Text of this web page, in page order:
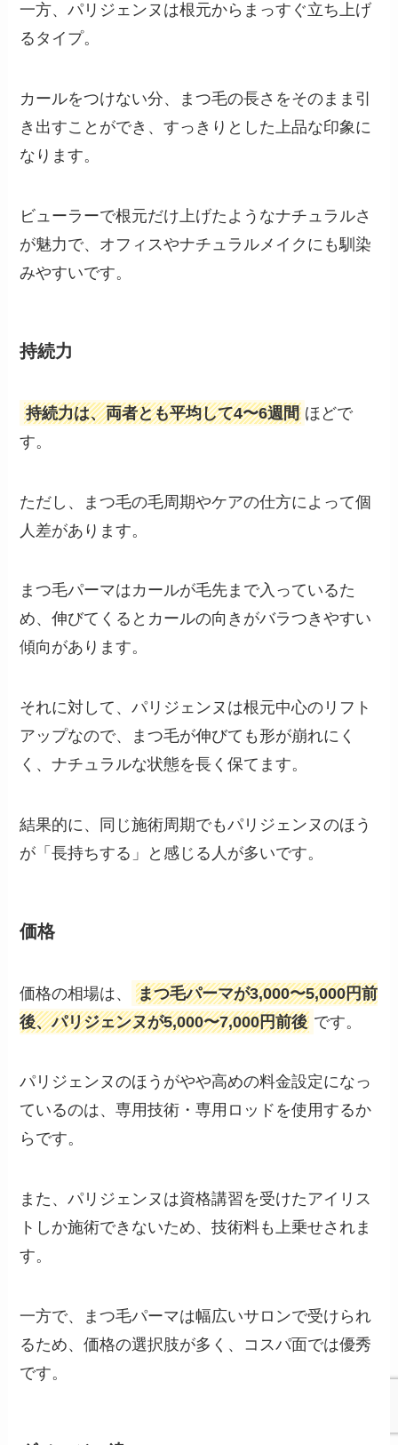
一方、パリジェンヌは根元からまっすぐ立ち上げ
るタイプ。
カールをつけない分、まつ毛の長さをそのまま引
き出すことができ、すっきりとした上品な印象に
なります。
ビューラーで根元だけ上げたようなナチュラルさ
が魅力で、オフィスやナチュラルメイクにも馴染
みやすいです。
持続力
持続力は、両者とも平均して4〜6週間 ほどで
す。
ただし、まつ毛の毛周期やケアの仕方によって個
人差があります。
まつ毛パーマはカールが毛先まで入っているた
め、伸びてくるとカールの向きがバラつきやすい
傾向があります。
それに対して、パリジェンヌは根元中心のリフト
アップなので、まつ毛が伸びても形が崩れにく
く、ナチュラルな状態を長く保てます。
結果的に、同じ施術周期でもパリジェンヌのほう
が「長持ちする」と感じる人が多いです。
価格
価格の相場は、
まつ毛パーマが3,000〜5,000円前
後、パリジェンヌが5,000〜7,000円前後 です。
パリジェンヌのほうがやや高めの料金設定になっ
ているのは、専用技術・専用ロッドを使用するか
らです。
また、パリジェンヌは資格講習を受けたアイリス
トしか施術できないため、技術料も上乗せされま
す。
一方で、まつ毛パーマは幅広いサロンで受けられ
るため、価格の選択肢が多く、コスパ面では優秀
です。